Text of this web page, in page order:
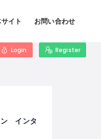
イト お問い合わせ
Login Register
ン インタ